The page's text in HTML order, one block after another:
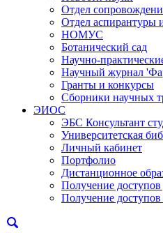
Отдел
Отдел аспирантуры
НОМУС
Ботанический сад
Научно-
Научный журнал
Гранты и конкурсы
Сборники научных
ЭИОС
ЭБС Консультант
Университетская
Личный кабинет
Портфолио
Дистанционное
Получение
Получение